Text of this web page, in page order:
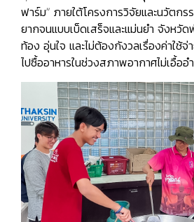
ฟาร์ม” ภายใต้โครงการวิจัยและนวัตก
ยากจนแบบเบ็ดเสร็จและแม่นยำ จังหวั
ท้อง อุ่นใจ และไม่ต้องกังวลเรื่องค่าใช้
ไปซื้ออาหารในช่วงสภาพอากาศไม่เอื้ออ